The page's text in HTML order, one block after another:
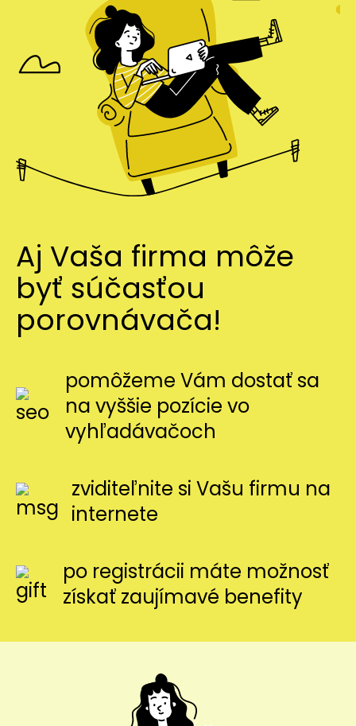
Aj Vaša firma môže
byť súčasťou
porovnávača!
pomôžeme Vám dostať sa
na vyššie pozície vo
vyhľadávačoch
zviditeľnite si Vašu firmu na
internete
po registrácii máte možnosť
získať zaujímavé benefity